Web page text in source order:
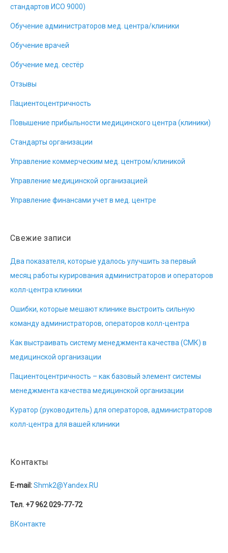
стандартов ИСО 9000)
Обучение администраторов мед. центра/клиники
Обучение врачей
Обучение мед. сестёр
Отзывы
Пациентоцентричность
Повышение прибыльности медицинского центра (клиники)
Стандарты организации
Управление коммерческим мед. центром/клиникой
Управление медицинской организацией
Управление финансами учет в мед. центре
Свежие записи
Два показателя, которые удалось улучшить за первый
месяц работы курирования администраторов и операторов
колл-центра клиники
Ошибки, которые мешают клинике выстроить сильную
команду администраторов, операторов колл-центра
Как выстраивать систему менеджмента качества (СМК) в
медицинской организации
Пациентоцентричность – как базовый элемент системы
менеджмента качества медицинской организации
Куратор (руководитель) для операторов, администраторов
колл-центра для вашей клиники
Контакты
E-mail:Shmk2@Yandex.RU
Тел. +7 962 029-77-72
ВКонтакте